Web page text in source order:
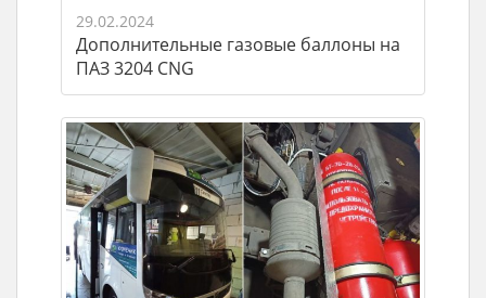
29.02.2024
Дополнительные газовые баллоны на
ПАЗ 3204 CNG